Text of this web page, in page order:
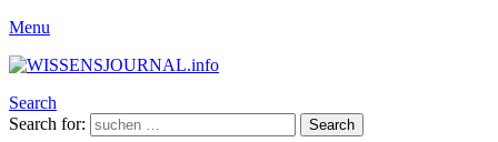
Menu
Search
Search for:
Search